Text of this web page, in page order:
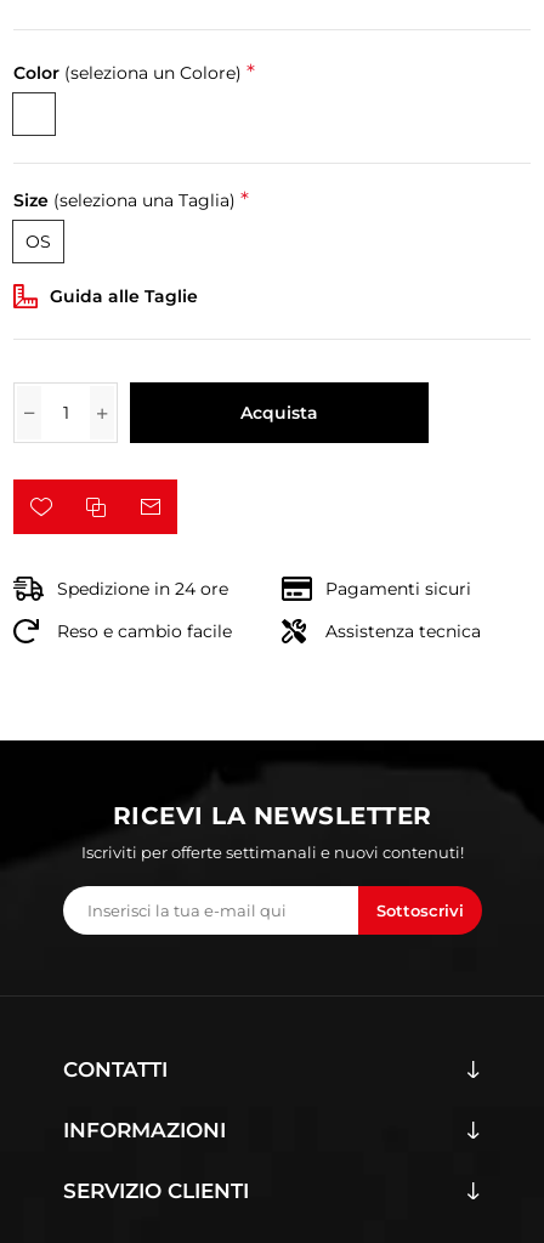
Color (seleziona un Colore) *
Size (seleziona una Taglia) *
OS
Guida alle Taglie
Acquista
Spedizione in 24 ore
Pagamenti sicuri
Reso e cambio facile
Assistenza tecnica
RICEVI LA NEWSLETTER
Iscriviti per offerte settimanali e nuovi contenuti!
Sottoscrivi
CONTATTI
INFORMAZIONI
SERVIZIO CLIENTI